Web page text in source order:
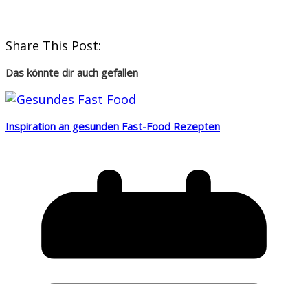
Share This Post:
Das könnte dir auch gefallen
Inspiration an gesunden Fast-Food Rezepten